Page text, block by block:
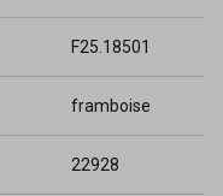
F25.18501
framboise
22928